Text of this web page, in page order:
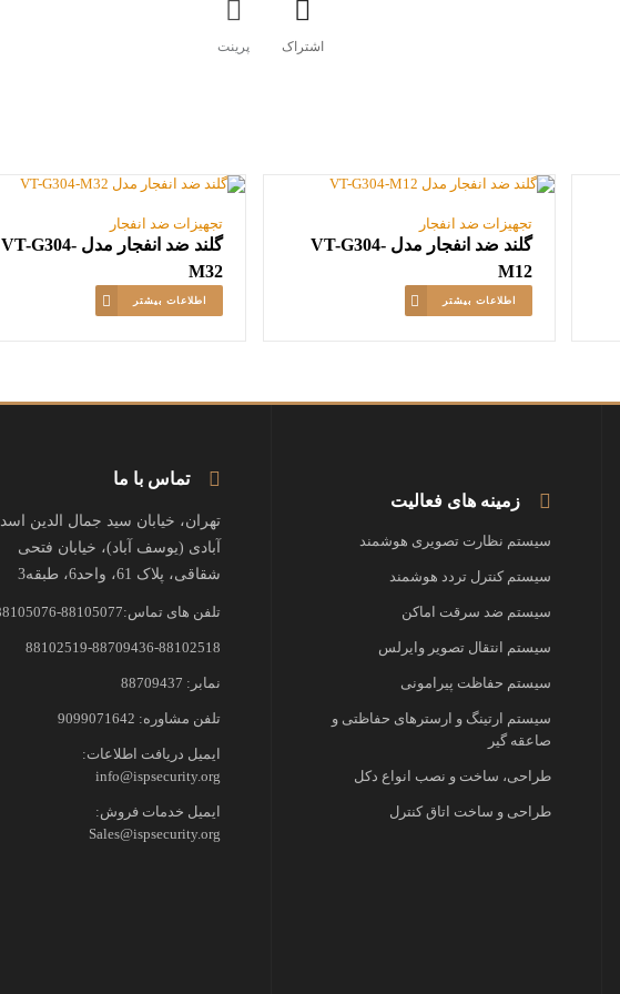
اشتراک پرینت
تجهیزات ضد انفجار
گلند ضد انفجار مدل VT-G304-
M12
اطلاعات بیشتر
تجهیزات ضد انفجار
گلند ضد انفجار مدل VT-G304-
M32
اطلاعات بیشتر
تماس با ما
تهران، خیابان سید جمال الدین اسد
آبادی (یوسف آباد)، خیابان فتحی
شقاقی، پلاک 61، واحد6، طبقه3
تلفن های تماس:88105077-88105076
88102519-88709436-88102518
نمابر: 88709437
تلفن مشاوره: 9099071642
ایمیل دریافت اطلاعات:
info@ispsecurity.org
ایمیل خدمات فروش:
Sales@ispsecurity.org
زمینه های فعالیت
سیستم نظارت تصویری هوشمند
سیستم کنترل تردد هوشمند
سیستم ضد سرقت اماکن
سیستم انتقال تصویر وایرلس
سیستم حفاظت پیرامونی
سیستم ارتینگ و ارسترهای حفاظتی و
صاعقه گیر
طراحی، ساخت و نصب انواع دکل
طراحی و ساخت اتاق کنترل